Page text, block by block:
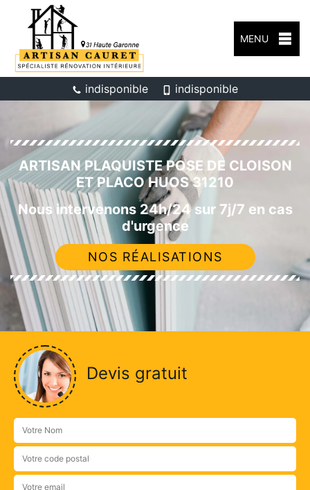
MENU
indisponible indisponible
ARTISAN PLAQUISTE POSE DE CLOISON
ET PLACO HUOS 31210
Nous intervenons 24h/24 sur 7j/7 en cas
d'urgence
NOS RÉALISATIONS
Devis gratuit